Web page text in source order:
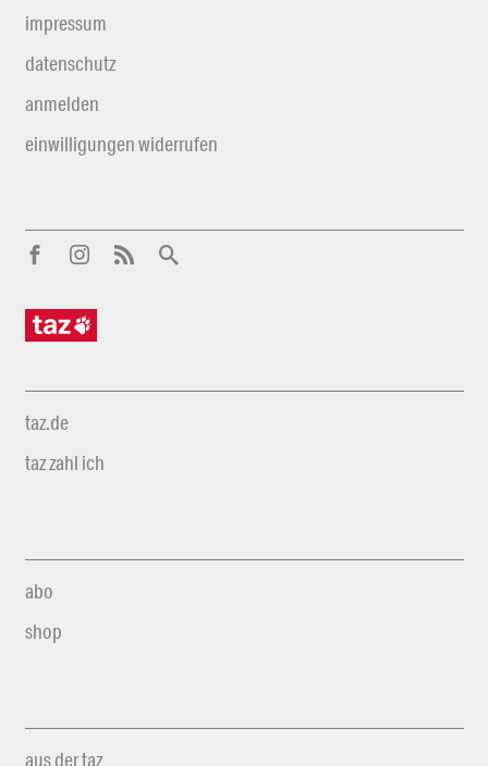
impressum
datenschutz
anmelden
einwilligungen widerrufen
taz.de
taz zahl ich
abo
shop
aus der taz